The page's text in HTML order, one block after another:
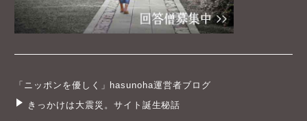
「ニッポンを優しく」hasunoha運営者ブログ
きっかけは大震災。サイト誕生秘話